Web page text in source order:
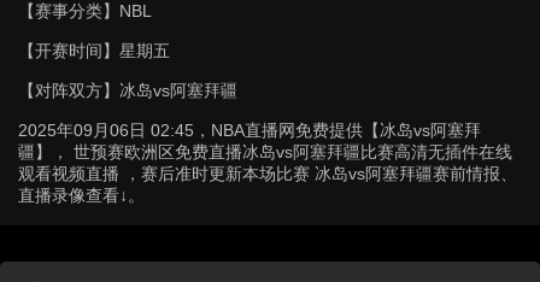
【赛事分类】 NBL
【开赛时间】 星期五
【对阵双方】 冰岛vs阿塞拜疆
2025年09月06日 02:45，NBA直播网免费提供【冰岛vs阿塞拜
疆】， 世预赛欧洲区免费直播冰岛vs阿塞拜疆比赛高清无插件在线
观看视频直播 ，赛后准时更新本场比赛 冰岛vs阿塞拜疆赛前情报、
直播录像查看↓。